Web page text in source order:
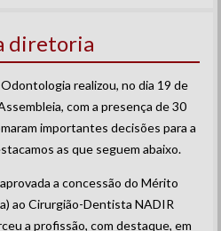
diretoria
realizou, no dia 19 de
com a presença de 30
importantes decisões para a
as que seguem abaixo.
a concessão do Mérito
ao Cirurgião-Dentista NADIR
a profissão, com destaque, em